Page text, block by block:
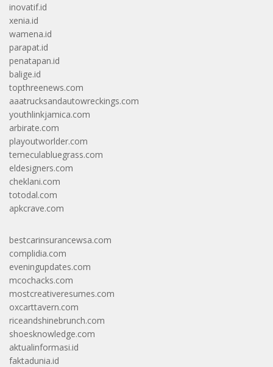
inovatif.id
xenia.id
wamena.id
parapat.id
penatapan.id
balige.id
topthreenews.com
aaatrucksandautowreckings.com
youthlinkjamica.com
arbirate.com
playoutworlder.com
temeculabluegrass.com
eldesigners.com
cheklani.com
totodal.com
apkcrave.com
bestcarinsurancewsa.com
complidia.com
eveningupdates.com
mcochacks.com
mostcreativeresumes.com
oxcarttavern.com
riceandshinebrunch.com
shoesknowledge.com
aktualinformasi.id
faktadunia.id